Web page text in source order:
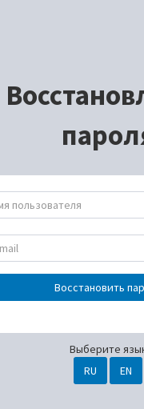
Восстановить
Выберите